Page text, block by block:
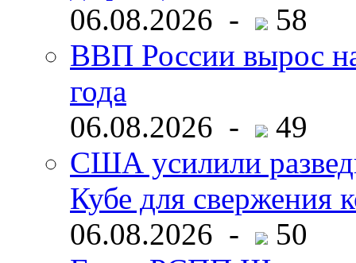
06.08.2026 -
58
ВВП России вырос
года
06.08.2026 -
49
США усилили
Кубе для свержения
06.08.2026 -
50